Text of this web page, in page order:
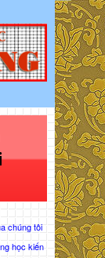
chúng tôi
học kiến